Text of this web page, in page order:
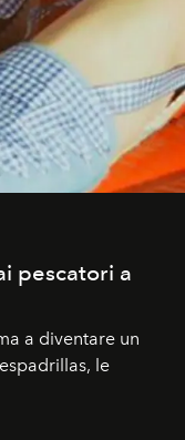
pescatori a
a diventare un
le